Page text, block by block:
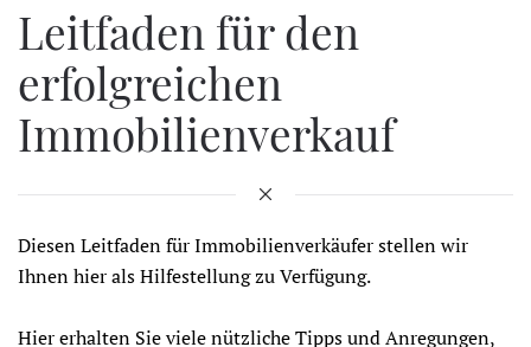
Leitfaden für den
erfolgreichen
Immobilienverkauf
Diesen Leitfaden für Immobilienverkäufer stellen wir
Ihnen hier als Hilfestellung zu Verfügung.
Hier erhalten Sie viele nützliche Tipps und Anregungen,